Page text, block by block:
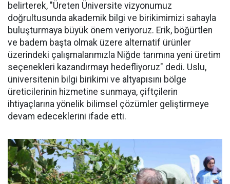
belirterek, "Üreten Üniversite vizyonumuz
doğrultusunda akademik bilgi ve birikimimizi sahayla
buluşturmaya büyük önem veriyoruz. Erik, böğürtlen
ve badem başta olmak üzere alternatif ürünler
üzerindeki çalışmalarımızla Niğde tarımına yeni üretim
seçenekleri kazandırmayı hedefliyoruz" dedi. Uslu,
üniversitenin bilgi birikimi ve altyapısını bölge
üreticilerinin hizmetine sunmaya, çiftçilerin
ihtiyaçlarına yönelik bilimsel çözümler geliştirmeye
devam edeceklerini ifade etti.